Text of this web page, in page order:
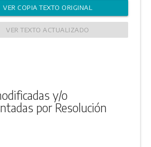
VER COPIA TEXTO ORIGINAL
VER TEXTO ACTUALIZADO
y/o
por Resolución